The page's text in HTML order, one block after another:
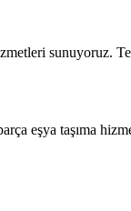
sunuyoruz.
eşya taşıma